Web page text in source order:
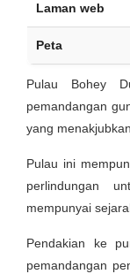
Laman web
Peta
Pulau Bohey
pemandangan
yang menakjubkan.
Pulau ini
perlindungan
mempunyai
Pendakian ke
pemandangan